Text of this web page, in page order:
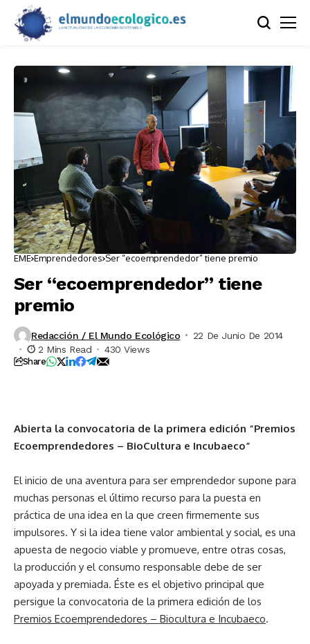
EME Emprendedores Ser “ecoemprendedor” tiene premio
Ser “ecoemprendedor” tiene
premio
Redacción / El Mundo Ecológico
22 De Junio De 2014
2 Mins Read
430 Views
Share
Abierta la convocatoria de la primera edición “Premios
Ecoemprendedores – BioCultura e Incubaeco”
El inicio de una aventura para ser emprendedor supone para
muchas personas el último recurso para la puesta en
práctica de una idea en la que creen firmemente sus
impulsores. Y si la idea tiene valor ambiental y social, es una
apuesta de negocio viable y promueve, entre otras cosas,
la producción y el consumo responsable debe de ser
apoyada y premiada. Éste es el objetivo principal que
persigue la convocatoria de la primera edición de los
Premios Ecoemprendedores – Biocultura e Incubaeco.